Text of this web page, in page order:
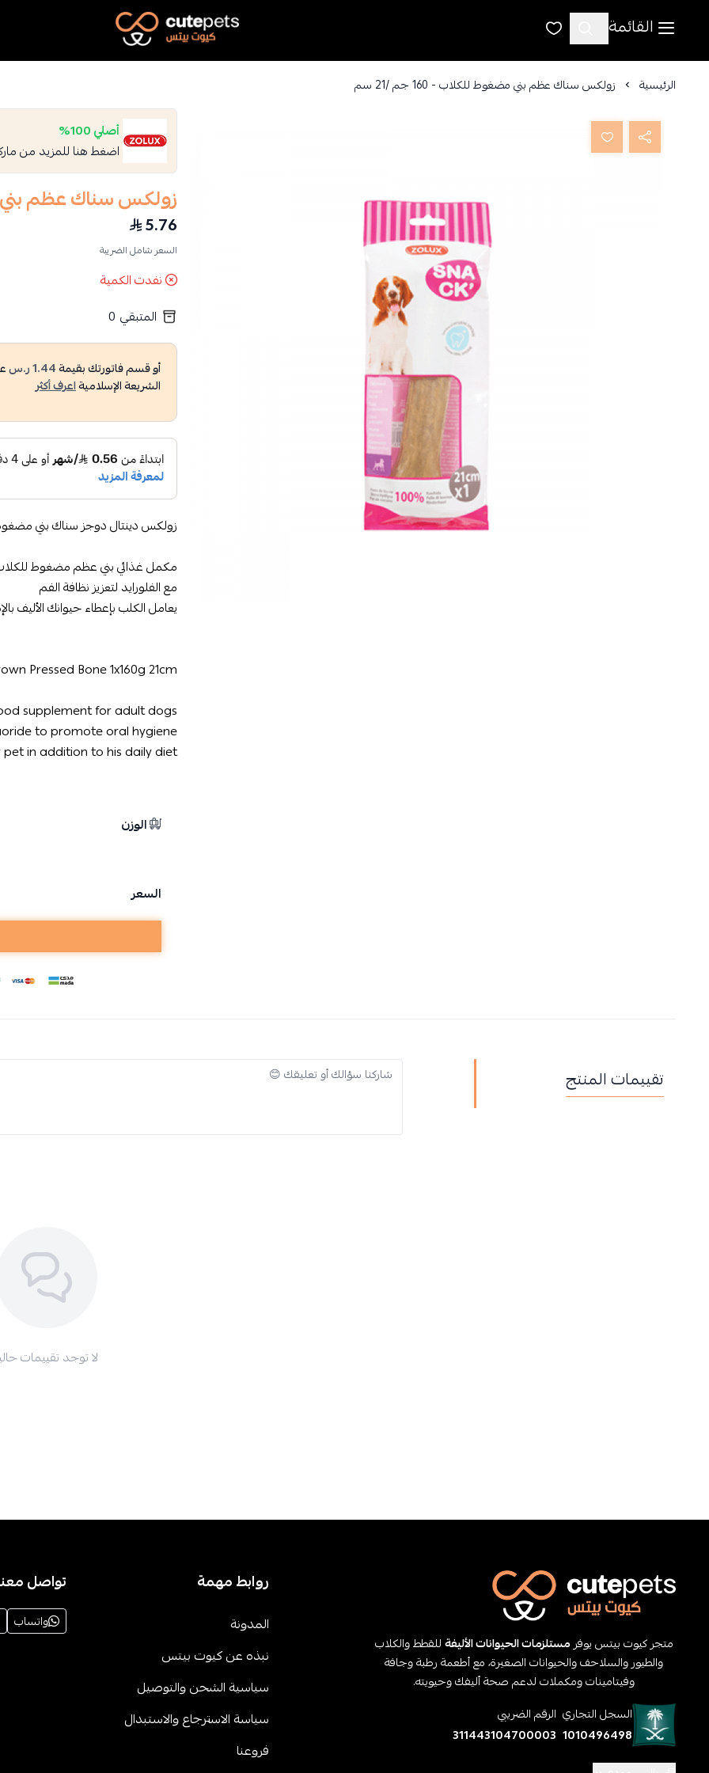
القائمة Cutepets
الرئيسية زولكس سناك عظم بني مضغوط للكلاب - 160 جم ​​/21 سم
أصلي 100%
اضغط هنا للمزيد من
زولكس سناك عظم بني
5.76
السعر شامل الضريبة
نفدت الكمية
المتبقي 0
أو قسم فاتورتك بقيمة1.44 ر.س
الشريعة الإسلاميةاعرف أكثر
زولكس دينتال دوجز سناك بني مضغوط 1 × 160 جم
مكمل غذائي بني عظم مضغوط للكلاب
مع الفلورايد لتعزيز نظافة الفم
يعامل الكلب بإعطاء حيوانك الأليف
Pressed Bone 1x160g 21cm
supplement for adult dogs.
to promote oral hygiene.
in addition to his daily diet.
الوزن
السعر
تقييمات المنتج
لا توجد تقييمات
متجر كيوت بيتس يوفر مستلزمات الحيوانات الأليفةللقطط والكلاب
والطيور والسلاحف والحيوانات الصغيرة، مع أطعمة رطبة وجافة
وفيتامينات ومكملات لدعم صحة أليفك وحيويته.
السجل التجاري
1010496498
الرقم الضريبي
311443104700003
روابط مهمة
المدونة
نبذه عن كيوت بيتس
سياسية الشحن والتوصيل
سياسة الاسترجاع والاستبدال
فروعنا
تواصل
واتساب